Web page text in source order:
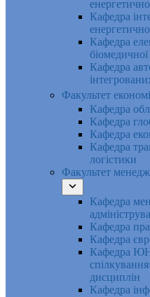
Кафедра
Кафедра
Кафедра
Факультет
Кафедра
Кафедра
Кафедра
Кафедра
логістики
Факультет
Кафедра
Кафедра
Кафедра
Кафедра
дисциплін
Кафедра